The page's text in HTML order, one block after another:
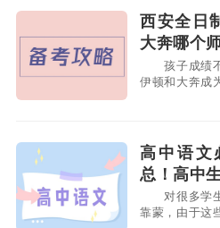
西安全日
大奔哪个
孩子成绩不
伊顿和大奔成
家学校。 西
大奔哪个师资好？ 大奔补习学
老师的门
高中语文
总！高中
对很多学生
靠蒙，由于这